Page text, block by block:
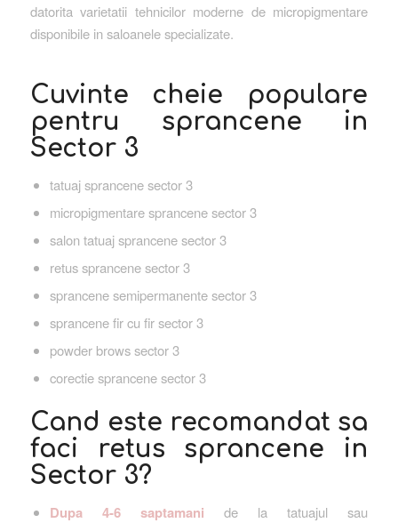
datorita varietatii tehnicilor moderne de micropigmentare
disponibile in saloanele specializate.
Cuvinte cheie populare
pentru sprancene in
Sector 3
tatuaj sprancene sector 3
micropigmentare sprancene sector 3
salon tatuaj sprancene sector 3
retus sprancene sector 3
sprancene semipermanente sector 3
sprancene fir cu fir sector 3
powder brows sector 3
corectie sprancene sector 3
Cand este recomandat sa
faci retus sprancene in
Sector 3?
Dupa 4-6 saptamani de la tatuajul sau